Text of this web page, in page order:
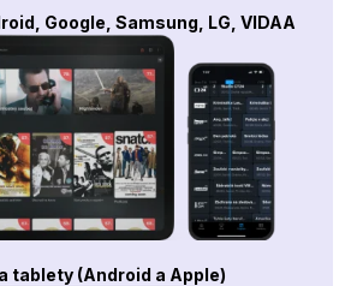
Google, Samsung, LG, VIDAA
tablety (Android a Apple)